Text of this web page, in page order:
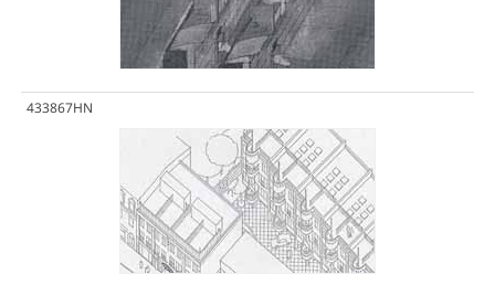
433867HN